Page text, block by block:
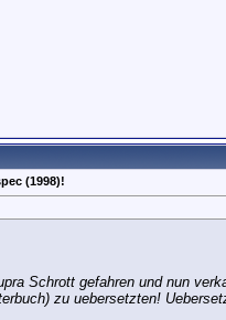
(1998)!
Schrott gefahren und nun
zu uebersetzten!